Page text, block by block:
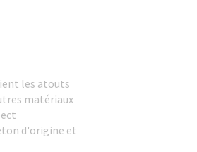
les atouts
matériaux
d'origine et